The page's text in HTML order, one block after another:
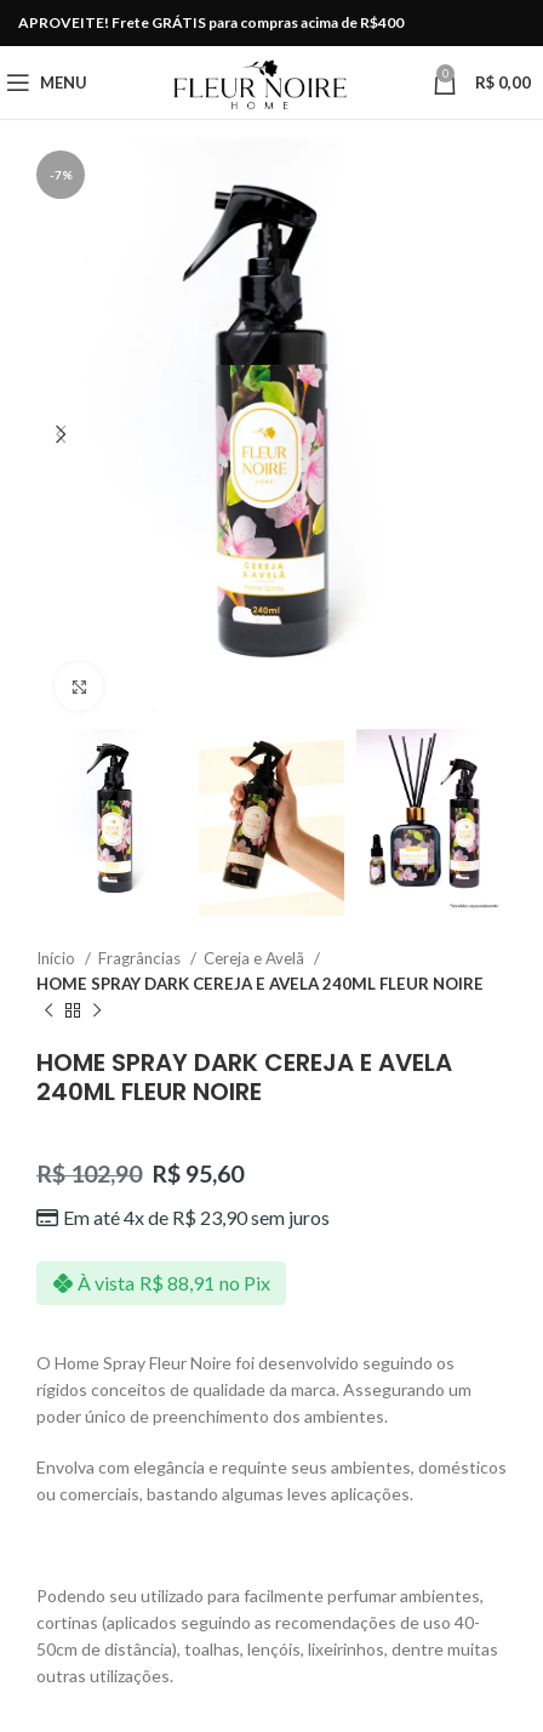
APROVEITE! Frete GRÁTIS para compras acima de R$400
MENU 0 R$ 0,00
-7%
Início Fragrâncias
Cereja e Avelã
HOME SPRAY DARK CEREJA E AVELA 240ML FLEUR NOIRE
HOME SPRAY DARK CEREJA E AVELA
240ML FLEUR NOIRE
R$102,90 R$ 95,60
Em até 4x de R$ 23,90sem juros
À vista R$ 88,91 no Pix
O Home Spray Fleur Noire foi desenvolvido seguindo os
rígidos conceitos de qualidade da marca. Assegurando um
poder único de preenchimento dos ambientes.
Envolva com elegância e requinte seus ambientes, domésticos
ou comerciais, bastando algumas leves aplicações.
Podendo seu utilizado para facilmente perfumar ambientes,
cortinas (aplicados seguindo as recomendações de uso 40-
50cm de distância), toalhas, lençóis, lixeirinhos, dentre muitas
outras utilizações.